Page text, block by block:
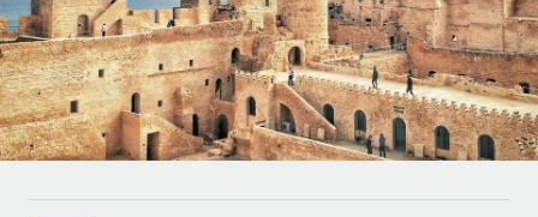
INFRASTRUCTURE
Intégration Remote
Intégrez vos RH aux flux de travail en toute simplicité
Plateforme
Des fonctions RH clés intégrées pour votre équipe
Des solutions agiles et internationales pour les RH et la
paie des entreprises en pleine croissance
Entreprises intermédiaires
Développez vos équipes avec des solutions RH sur
mesure
Entreprise
APPRENDRE AVEC REMOTE
Recherche et guides
Études de cas
Español
Italiano
Português (Portugal)